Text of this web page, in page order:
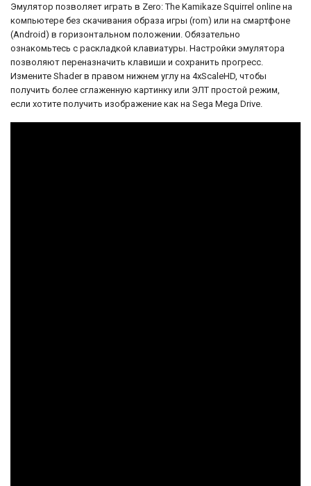
Эмулятор позволяет играть в Zero: The Kamikaze Squirrel online на
компьютере без скачивания образа игры (rom) или на смартфоне
(Android) в горизонтальном положении. Обязательно
ознакомьтесь с раскладкой клавиатуры. Настройки эмулятора
позволяют переназначить клавиши и сохранить прогресс.
Измените Shader в правом нижнем углу на 4xScaleHD, чтобы
получить более сглаженную картинку или ЭЛТ простой режим,
если хотите получить изображение как на Sega Mega Drive.